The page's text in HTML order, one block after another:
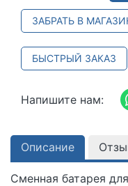
ЗАБРАТЬ В
БЫСТРЫЙ ЗАКАЗ
Напишите нам:
Описание
Сменная батарея